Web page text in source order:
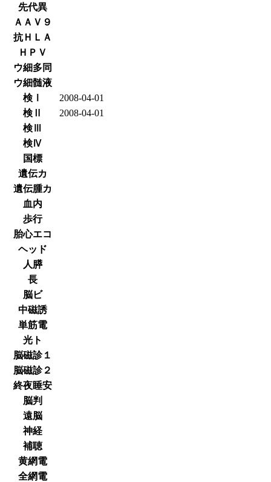
先代異
ＡＡＶ９
抗ＨＬＡ
ＨＰＶ
ウ細多同
ウ細髄液
検Ⅰ
2008-04-01
検Ⅱ
2008-04-01
検Ⅲ
検Ⅳ
国標
遺伝カ
遺伝腫カ
血内
歩行
胎心エコ
ヘッド
人膵
長
脳ビ
中磁誘
単筋電
光ト
脳磁診１
脳磁診２
終夜睡安
脳判
遠脳
神経
補聴
黄網電
全網電